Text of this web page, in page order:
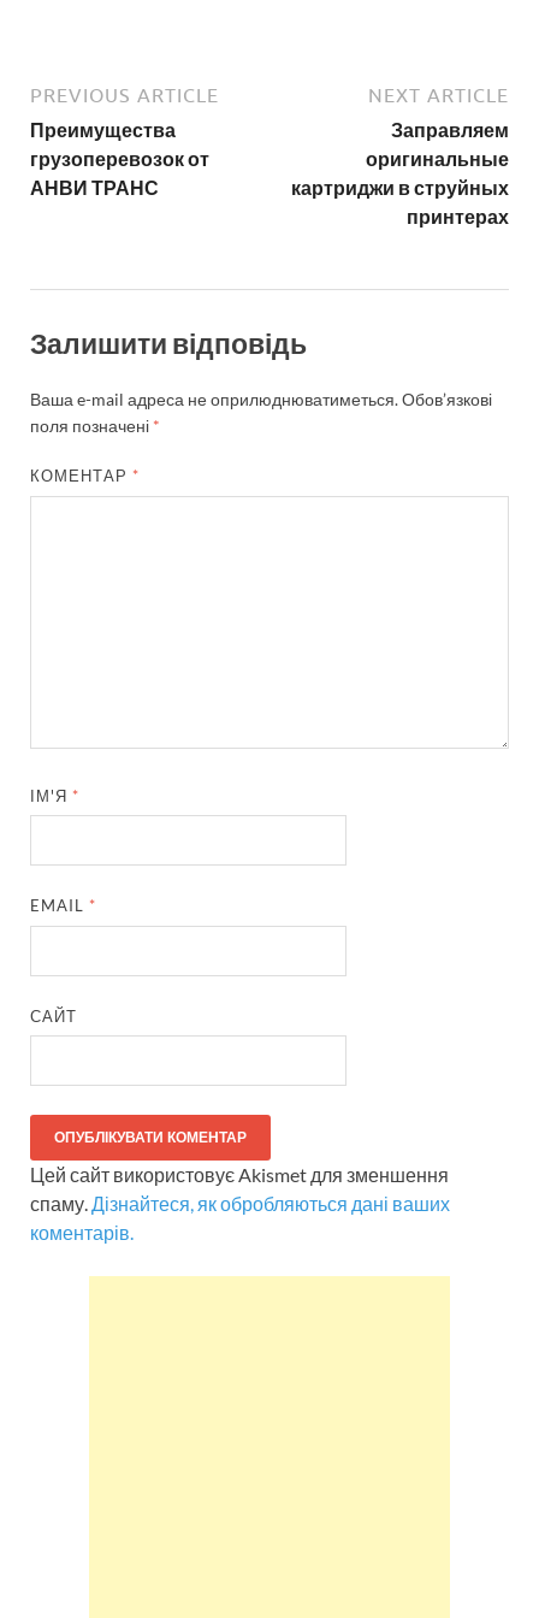
PREVIOUS ARTICLE
Преимущества
грузоперевозок от
АНВИ ТРАНС
NEXT ARTICLE
Заправляем
оригинальные
картриджи в струйных
принтерах
Залишити відповідь
Ваша e-mail адреса не оприлюднюватиметься.Обов’язкові
поля позначені *
КОМЕНТАР *
ІМ'Я *
EMAIL *
САЙТ
Цей сайт використовує Akismet для зменшення
спаму.Дізнайтеся, як обробляються дані ваших
коментарів.